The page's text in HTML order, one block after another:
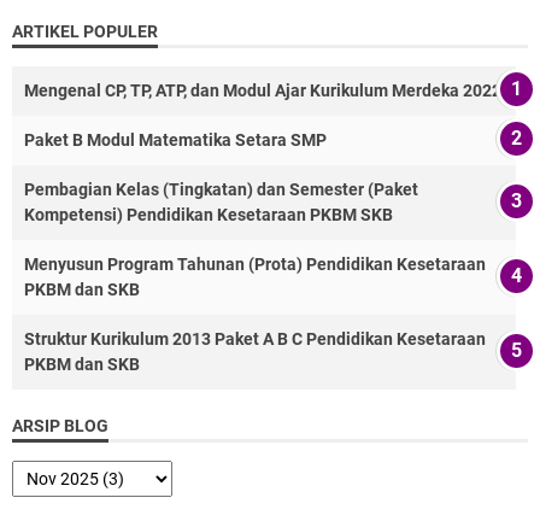
ARTIKEL POPULER
Mengenal CP, TP, ATP, dan Modul Ajar Kurikulum Merdeka 2022
Paket B Modul Matematika Setara SMP
Pembagian Kelas (Tingkatan) dan Semester (Paket
Kompetensi) Pendidikan Kesetaraan PKBM SKB
Menyusun Program Tahunan (Prota) Pendidikan Kesetaraan
PKBM dan SKB
Struktur Kurikulum 2013 Paket A B C Pendidikan Kesetaraan
PKBM dan SKB
ARSIP BLOG